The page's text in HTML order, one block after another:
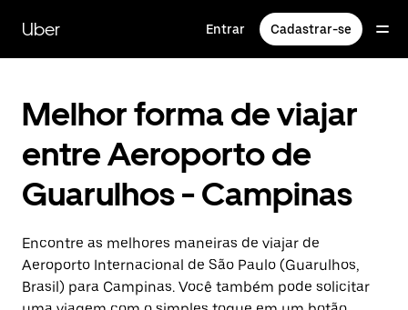
para
conteúdo
Uber Entrar Cadastrar-se
Melhor forma de viajar
entre Aeroporto de
Guarulhos - Campinas
Encontre as melhores maneiras de viajar de
Aeroporto Internacional de São Paulo (Guarulhos,
Brasil) para Campinas. Você também pode solicitar